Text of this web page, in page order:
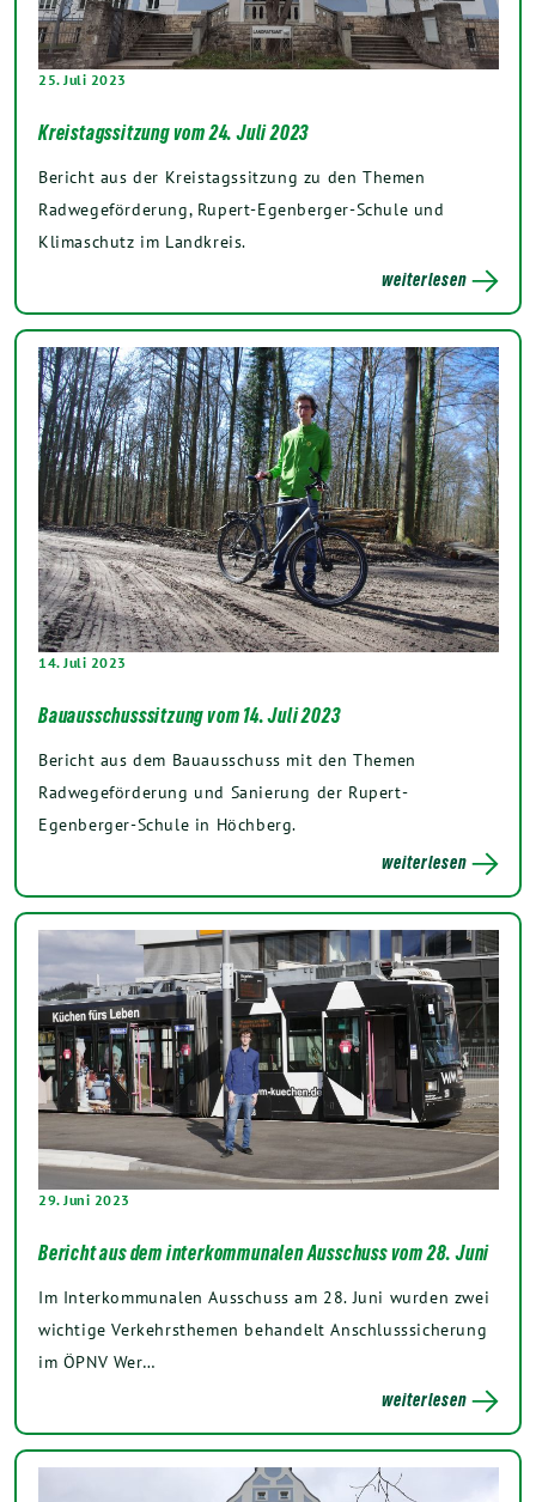
25. Juli 2023
Kreistagssitzung vom 24. Juli 2023
Bericht aus der Kreistagssitzung zu den Themen
Radwegeförderung, Rupert-Egenberger-Schule und
Klimaschutz im Landkreis.
weiterlesen
14. Juli 2023
Bauausschusssitzung vom 14. Juli 2023
Bericht aus dem Bauausschuss mit den Themen
Radwegeförderung und Sanierung der Rupert-
Egenberger-Schule in Höchberg.
weiterlesen
29. Juni 2023
Bericht aus dem interkommunalen Ausschuss vom 28. Juni
Im Interkommunalen Ausschuss am 28. Juni wurden zwei
wichtige Verkehrsthemen behandelt Anschlusssicherung
im ÖPNV Wer…
weiterlesen